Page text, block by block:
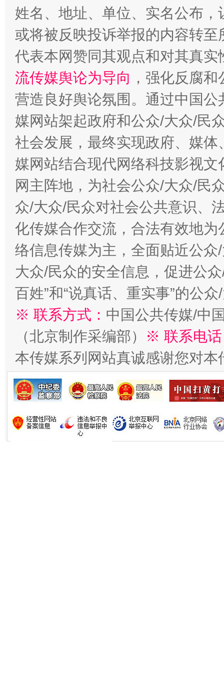
在谋一域中谋全局
习近平的博鳌关键词
魏明亮
“刷贴”乱象丛生
生
揭批美国五大"原罪" "炒
姓名、地址、单位、实名公布
或将被反映投诉举报的内容转
代表本网赞同其观点和对其真实
流传媒舆论为导向 ，强化反腐
营造良好舆论氛围。通过中国
媒网站架起政府和公众/大众/民
社会发展，最终实现政府、媒
媒网站结合现代网络科技影视
网主阵地，为社会公众/大众/民
众/大众/民众对社会公共意识、
化传媒合作交流，合法有效地
络信息传媒为主，全面贴近公
大众/民众的安全信息，促进公
百姓”和“说真话、重实事”的公
※ 联系方式： 中国公共传媒/中
（北京制作采编部）
※ 联系电
本传媒系列网站真诚感谢您对